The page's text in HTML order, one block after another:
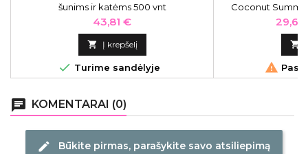
šunims ir katėms 500 vnt
Kaina
43,81 €
 Į krepšelį
 Turime sandėlyje
Coconut
EVAN10021,
apsaugo plaukus
Kaina


chat KOMENTARAI (0)
edit Būkite pirmas, parašykite savo atsiliepimą